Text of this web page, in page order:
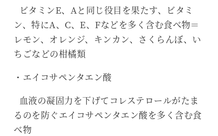
ビタミンE、Aと同じ役目を果たす、ビタミ
ン、特にA、C、E、Fなどを多く含む食べ物＝
レモン、オレンジ、キンカン、さくらんぼ、い
ちごなどの柑橘類
・エイコサペンタエン酸
血液の凝固力を下げてコレステロールがたま
るのを防ぐエイコサペンタエン酸を多く含む食
べ物